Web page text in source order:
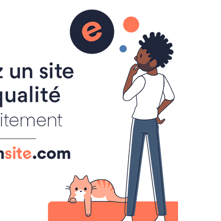
PARTAGER VIE PRATIQUE
AGENDA